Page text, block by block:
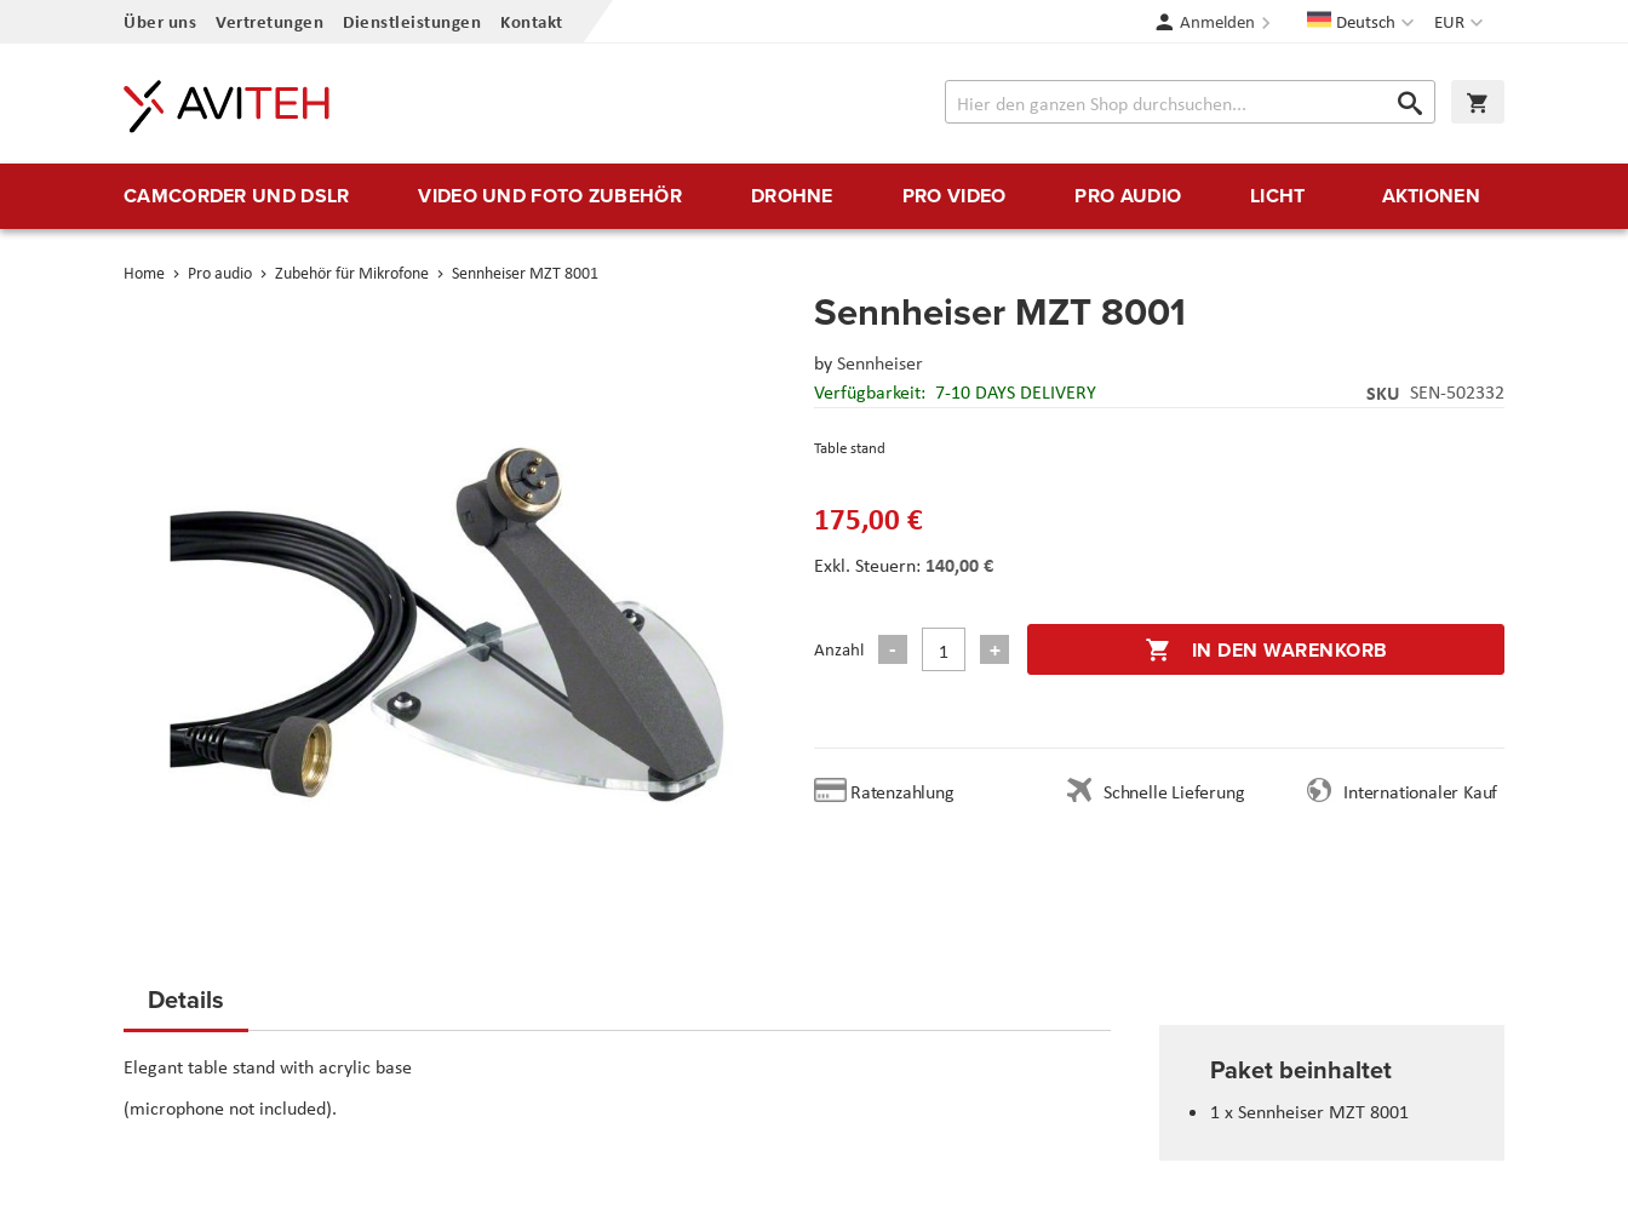
Direkt
Inhalt
Währung
EUR
SpracheDeutsch
Über uns Vertretungen Dienstleistungen Kontakt Anmelden
Suche
Suche
CAMCORDER UND DSLR VIDEO UND FOTO ZUBEHÖR DROHNE PRO VIDEO PRO AUDIO LICHT AKTIONEN
Home Pro audio Zubehör für Mikrofone Sennheiser MZT 8001
Sennheiser MZT 8001
bySennheiser
Verfügbarkeit: 7-10 DAYS DELIVERY SKU SEN-502332
Table stand
175,00 €
140,00 €
Anzahl IN DEN WARENKORB
Ratenzahlung Schnelle Lieferung Internationaler Kauf
gallery
the
of
the
Paket beinhaltet
1 x Sennheiser MZT 8001
Details
Elegant table stand with acrylic base
(microphone not included).